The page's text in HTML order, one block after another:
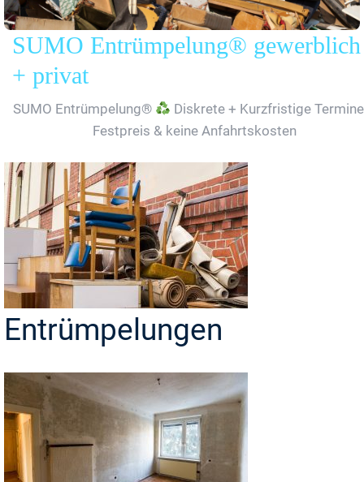
SUMO Entrümpelung® gewerblich
+ privat
SUMO Entrümpelung®
Diskrete + Kurzfristige
Festpreis & keine Anfahrtskosten
Entrümpelungen